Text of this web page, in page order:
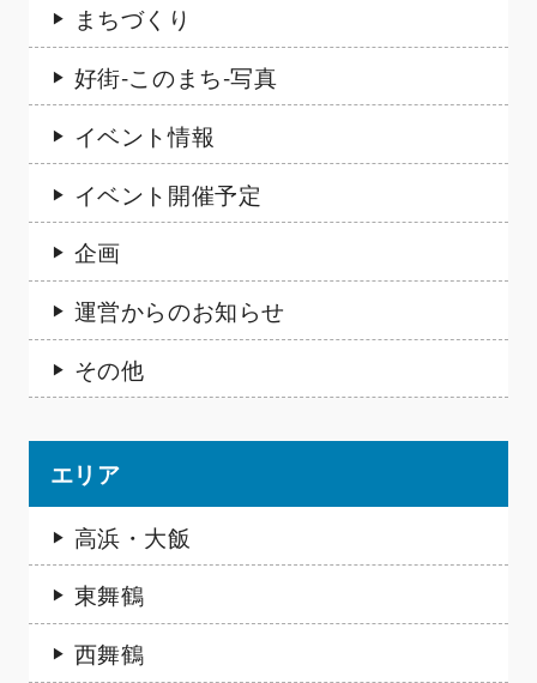
まちづくり
好街-このまち-写真
イベント情報
イベント開催予定
企画
運営からのお知らせ
その他
エリア
高浜・大飯
東舞鶴
西舞鶴